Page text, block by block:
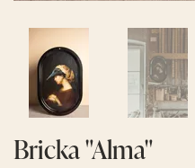
Bricka "Alma"